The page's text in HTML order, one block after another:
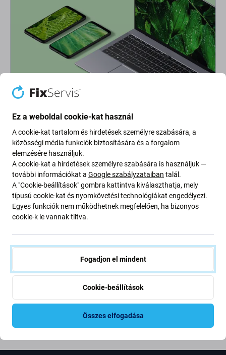
dioxid-kibocsátásunkat. Olvasson többet arról, hogyan
alakítjuk át folyamatainkat a szénlábnyomunk
csökkentése érdekében.
További információ
Newsletter Fix
ajánlatunkról szóló kedvezményekről és hírekről. Ugyanakkor
ennek az űrlapnak a benyújtásával megerősítem, hogy több mint
16 éves vagyok
Feliratkozás
Ez a weboldal cookie-kat használ
A cookie-kat tartalom és hirdetések személyre szabására, a
közösségi média funkciók biztosítására és a forgalom
elemzésére használjuk.
A cookie-kat a hirdetések személyre szabására is használjuk —
további információkat a Google szabályzataiban talál.
A "Cookie-beállítások" gombra kattintva kiválaszthatja, mely
típusú cookie-kat és nyomkövetési technológiákat engedélyezi.
Egyes funkciók nem működhetnek megfelelően, ha bizonyos
cookie-k le vannak tiltva.
Fogadjon el mindent
Cookie-beállítások
Összes elfogadása